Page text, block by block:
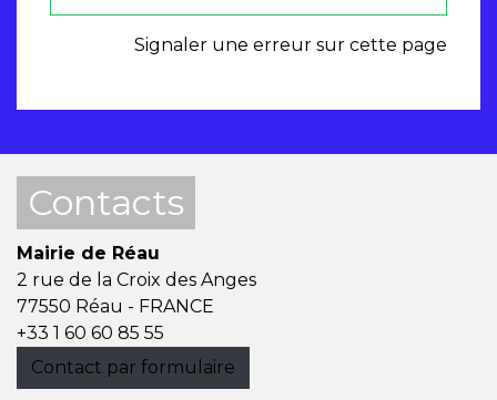
Signaler une erreur sur cette page
Contacts
Mairie de Réau
2 rue de la Croix des Anges
77550 Réau - FRANCE
+33 1 60 60 85 55
Contact par formulaire